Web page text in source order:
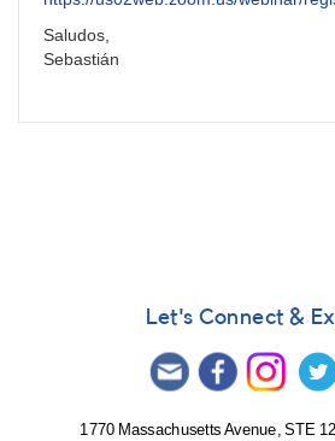
Saludos,
Sebastián
Let's Connect &
1770 Massachusetts Avenue, STE